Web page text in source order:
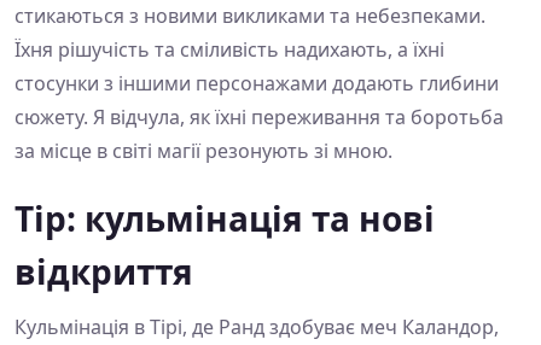
стикаються з новими викликами та небезпеками.
Їхня рішучість та сміливість надихають, а їхні
стосунки з іншими персонажами додають глибини
сюжету. Я відчула, як їхні переживання та боротьба
за місце в світі магії резонують зі мною.
Тір: кульмінація та нові
відкриття
Кульмінація в Тірі, де Ранд здобуває меч Каландор,